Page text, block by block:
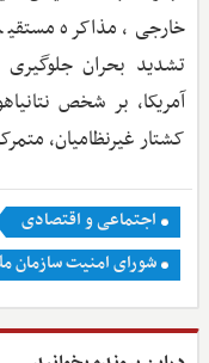
خارجی، مذاکره
تشدید بحران جلوگیری
کشتار غیرنظامیان،
اجتماعی و اقتصادی
شورای امنیت سازمان